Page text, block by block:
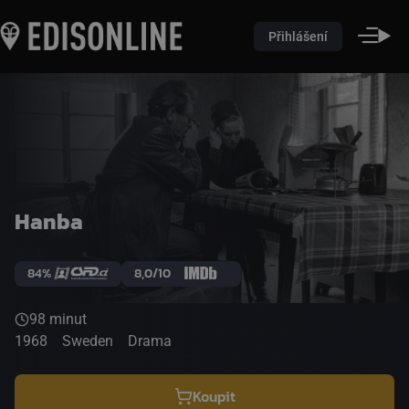
Přihlášení
Hanba
84% 8,0/10
98 minut
1968
Sweden Drama
Koupit